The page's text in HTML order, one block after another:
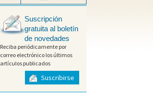
Suscripción
gratuita al boletín
de novedades
Reciba periódicamente por
correo electrónico los últimos
artículos publicados
Suscribirse